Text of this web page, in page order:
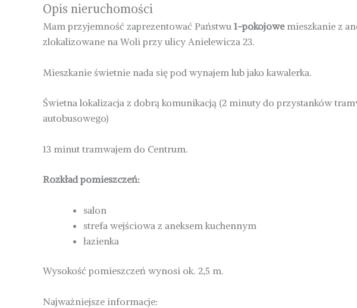
Opis nieruchomości
Mam przyjemność zaprezentować Państwu 1-pokojowemieszkanie z
zlokalizowane na Woli przy ulicy Anielewicza 23.
Mieszkanie świetnie nada się pod wynajem lub jako kawalerka.
Świetna lokalizacja z dobrą komunikacją (2 minuty do przystanków
autobusowego)
13 minut tramwajem do Centrum.
Rozkład pomieszczeń:
salon
strefa wejściowa z aneksem kuchennym
łazienka
Wysokość pomieszczeń wynosi ok. 2,5 m.
Najważniejsze informacje: